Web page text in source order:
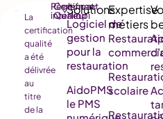
La
certification
qualité
a été
délivrée
au
titre
de la
Règlement
intérieur
Certificat
Qualiopi
Logiciel de
gestion
pour la
restauration
AidoPMS
le PMS
scolaire